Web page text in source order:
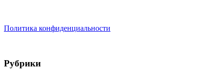
Политика конфиденциальности
Рубрики